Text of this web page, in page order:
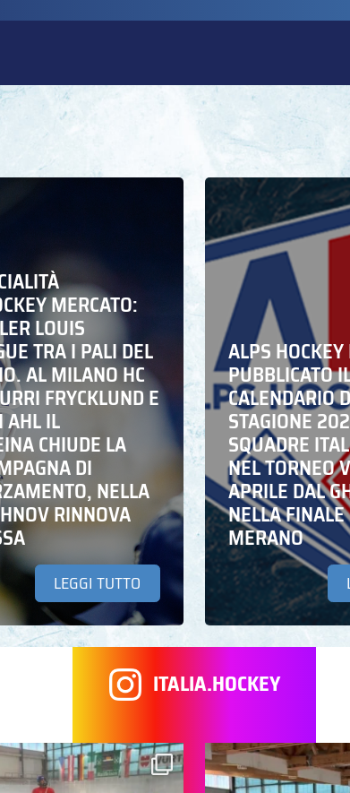
MERCATO:
LOUIS
TRA I PALI DEL
AL MILANO HC
FRYCKLUND E
AHL IL
CHIUDE LA
DI
NELLA
RINNOVA
LEGGI TUTTO
ALPS
PUBBLICATO
CALENDARIO
STAGIONE
SQUADRE
NEL TORNEO
APRILE DAL
NELLA
MERANO
ITALIA.HOCKEY